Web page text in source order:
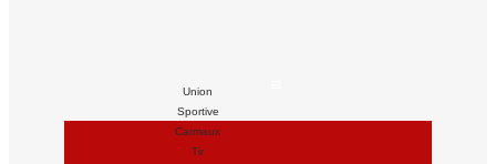
Union
Sportive
Carmaux
Tir